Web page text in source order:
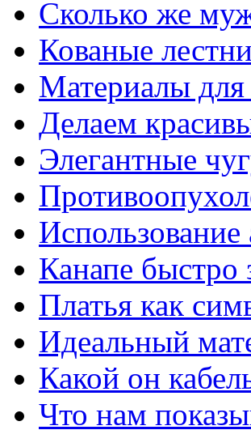
Сколько же
Кованые
Материалы для
Делаем
Элегантные
Канапе быстро
Платья как
Идеальный
Какой он
Что нам